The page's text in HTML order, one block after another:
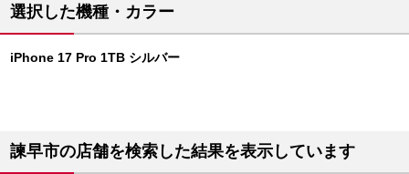
選択した機種・カラー
iPhone 17 Pro 1TB シルバー
諫早市の店舗を検索した結果を表示しています